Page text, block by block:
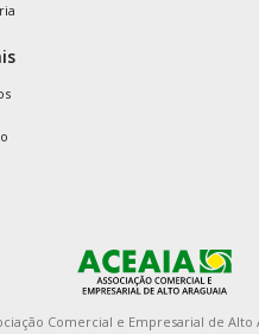
Comercial e Empresarial de Alto